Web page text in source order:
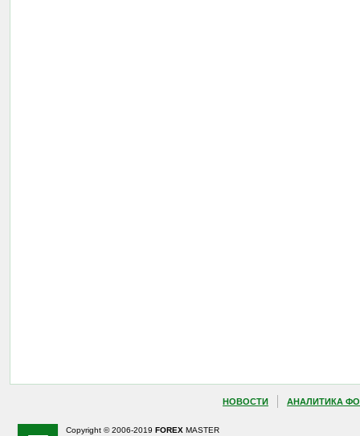
НОВОСТИ АНАЛИТИКА
Copyright © 2006-2019 FOREX MASTER